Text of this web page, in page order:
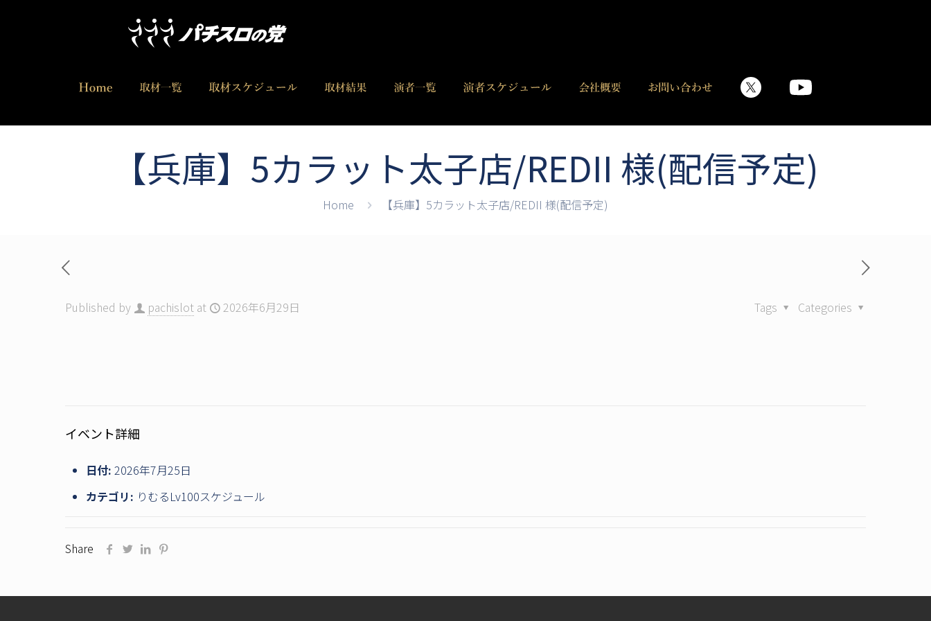
【兵庫】5カラット太子店/REDII 様(配信予定)
Home 【兵庫】5カラット太子店/REDII 様(配信予定)
Published by pachislot at 2026年6月29日 Categories
Tags
イベント詳細
日付: 2026年7月25日
カテゴリ: りむるLv100スケジュール
Share